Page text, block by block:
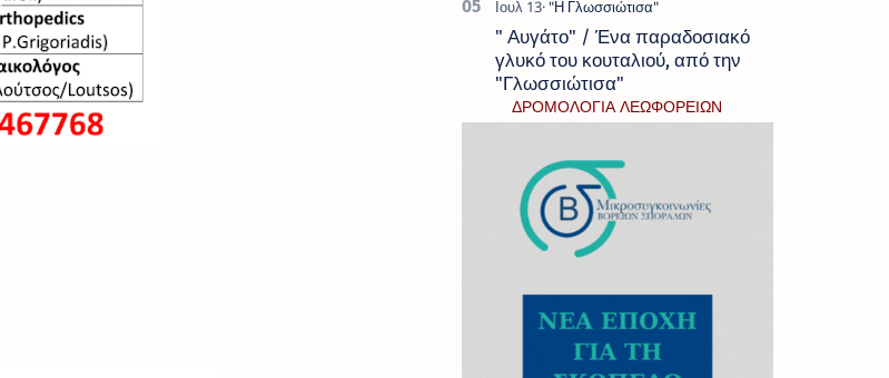
" Αυγάτο" / Ένα παραδοσιακό
γλυκό του κουταλιού, από την
"Γλωσσιώτισα"
ΔΡΟΜΟΛΟΓΙΑ ΛΕΩΦΟΡΕΙΩΝ